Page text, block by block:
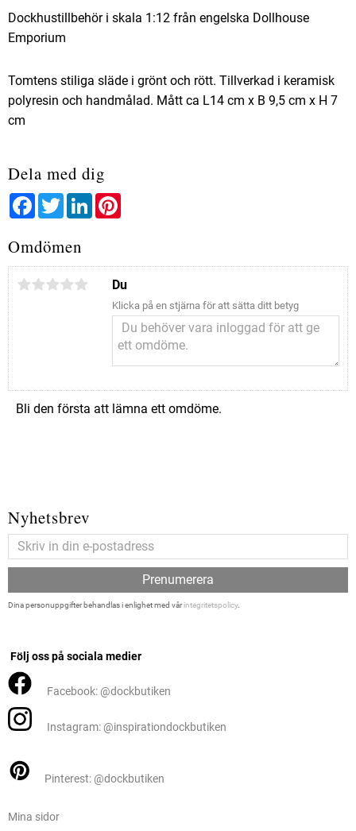
Dockhustillbehör i skala 1:12 från engelska Dollhouse
Emporium
Tomtens stiliga släde i grönt och rött. Tillverkad i keramisk
polyresin och handmålad. Mått ca L14 cm x B 9,5 cm x H 7
cm
Dela med dig
FacebookTwitterLinkedIn
Omdömen
Du
Klicka på en stjärna för att sätta ditt betyg
Bli den första att lämna ett omdöme.
Nyhetsbrev
Prenumerera
Dina personuppgifter behandlas i enlighet med vårintegritetspolicy.
Följ oss på sociala medier
Facebook: @dockbutiken
Instagram: @inspirationdockbutiken
Pinterest: @dockbutiken
Mina sidor